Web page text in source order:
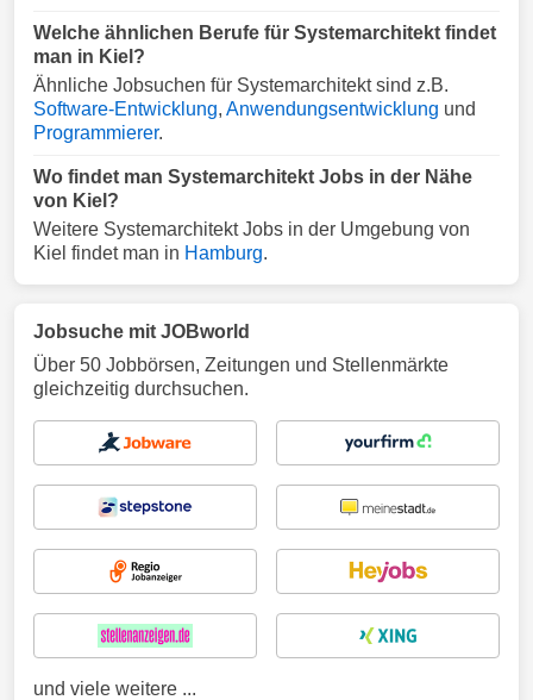
Welche ähnlichen Berufe für Systemarchitekt findet
man in Kiel?
Ähnliche Jobsuchen für Systemarchitekt sind z.B.
Software-Entwicklung, Anwendungsentwicklung und
Programmierer.
Wo findet man Systemarchitekt Jobs in der Nähe
von Kiel?
Weitere Systemarchitekt Jobs in der Umgebung von
Kiel findet man in Hamburg.
Jobsuche mit JOBworld
Über 50 Jobbörsen, Zeitungen und Stellenmärkte
gleichzeitig durchsuchen.
und viele weitere ...